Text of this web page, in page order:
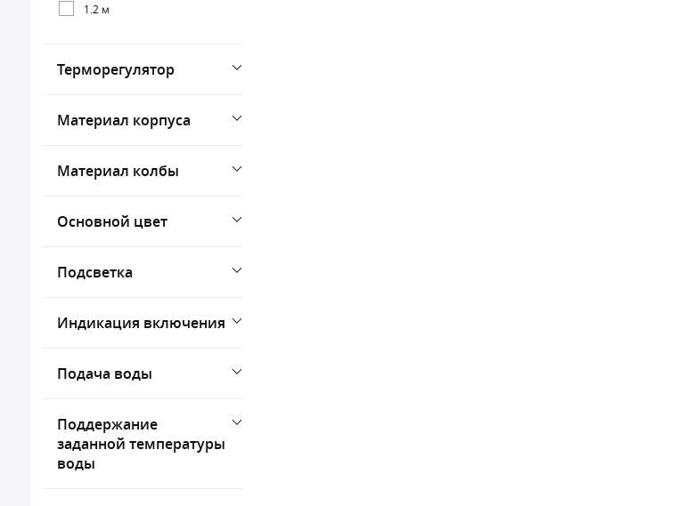
1.2 м
Терморегулятор
Материал корпуса
Материал колбы
Основной цвет
Подсветка
Индикация включения
Подача воды
Поддержание
заданной температуры
воды